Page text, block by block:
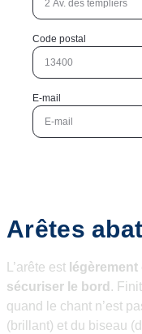
Code postal
E-mail
Arêtes
L’arête est légèrement
sécuriser le bord .
quand le chant n’est
(brillant) et du biseau